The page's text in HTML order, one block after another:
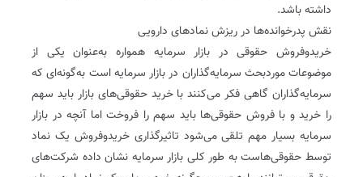
داشته باشد.
نقش پدرخوانده‌ها در ریزش نمادهای دارویی
خریدوفروش حقوقی در بازار سرمایه همواره به‌عنوان یکی از
موضوعات موردبحث سرمایه‌گذاران در بازار سرمایه است به‌گونه‌ای که
سرمایه‌گذاران گاهی فکر می‌کنند با خرید حقوقی‌های بازار باید سهم
را خرید و با فروش حقوقی‌ها باید سهم را فروخت اما آنچه در بازار
سرمایه بسیار مهم تلقی می‌شود تاثیرگذاری خریدوفروش یک نماد
توسط حقوقی‌هاست به ‌طور کلی بازار سرمایه نشان داده شرکت‌های